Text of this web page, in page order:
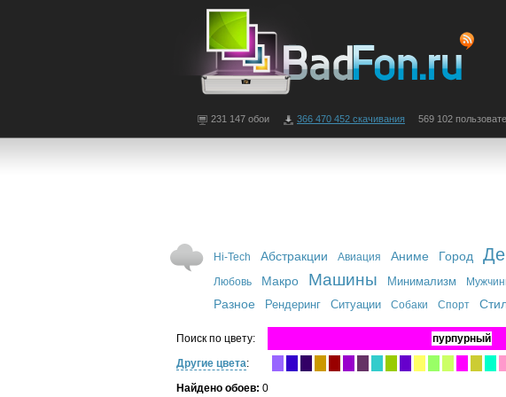
231 147 обои 366 470 452 скачивания 569 102
Hi-Tech Абстракции Авиация Аниме Город
Любовь Макро Машины Минимализм
Разное Рендеринг Ситуации Собаки Спорт
Поиск по цвету:
пурпурный
Другие цвета:
Найдено обоев: 0